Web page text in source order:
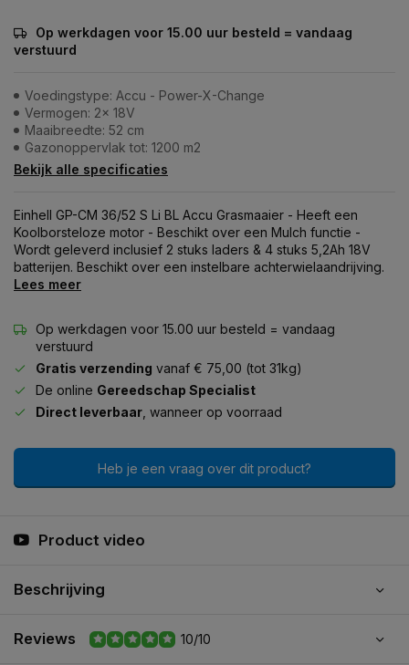
Op werkdagen voor 15.00 uur besteld = vandaag
verstuurd
Voedingstype: Accu - Power-X-Change
Vermogen: 2x 18V
Maaibreedte: 52 cm
Gazonoppervlak tot: 1200 m2
Bekijk alle specificaties
Einhell GP-CM 36/52 S Li BL Accu Grasmaaier - Heeft een
Koolborsteloze motor - Beschikt over een Mulch functie -
Wordt geleverd inclusief 2 stuks laders & 4 stuks 5,2Ah 18V
batterijen. Beschikt over een instelbare achterwielaandrijving.
Lees meer
Op werkdagen voor 15.00 uur besteld = vandaag
verstuurd
Gratis verzending vanaf € 75,00 (tot 31kg)
De online Gereedschap Specialist
Direct leverbaar , wanneer op voorraad
Heb je een vraag over dit product?
Product video
Beschrijving
Reviews 10/10